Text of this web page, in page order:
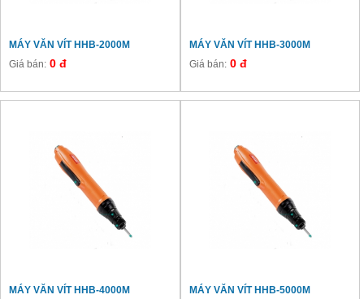
MÁY VĂN VÍT HHB-2000M
Giá bán: 0 đ
MÁY VĂN VÍT HHB-3000M
Giá bán:0 đ
MÁY VĂN VÍT HHB-4000M
MÁY VĂN VÍT HHB-5000M